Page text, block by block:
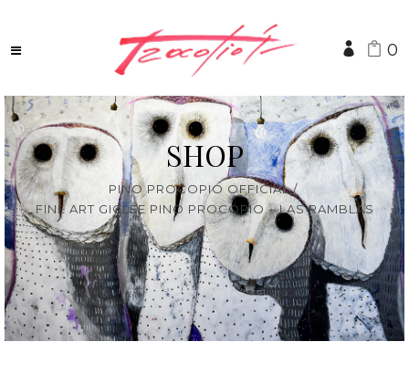
0
SHOP
PINO PROCOPIO OFFICIAL/
FINE ART GICLÈE PINO PROCOPIO – LAS RAMBLAS